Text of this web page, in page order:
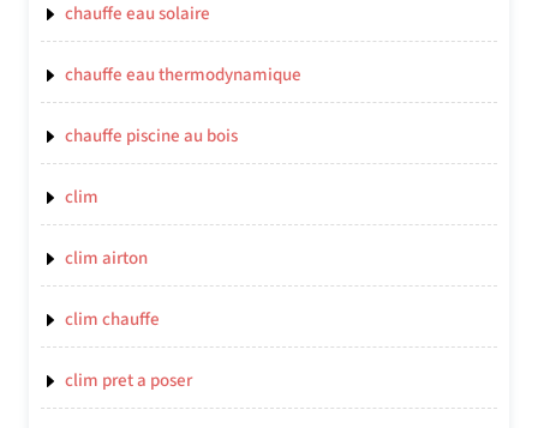
chauffe eau solaire
chauffe eau thermodynamique
chauffe piscine au bois
clim
clim airton
clim chauffe
clim pret a poser